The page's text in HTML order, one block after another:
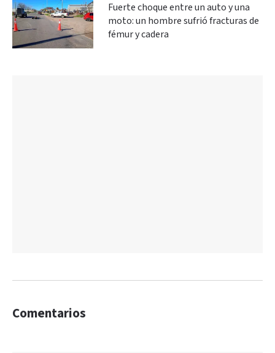
Fuerte choque entre un auto y una
moto: un hombre sufrió fracturas de
fémur y cadera
Comentarios